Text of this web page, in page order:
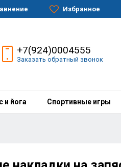
Избранное
+7(924)0004555
Заказать обратный звонок
и йога Спортивные игры